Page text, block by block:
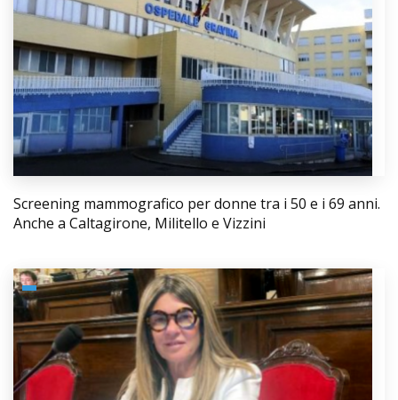
Screening mammografico per donne tra i 50 e i 69 anni.
Anche a Caltagirone, Militello e Vizzini